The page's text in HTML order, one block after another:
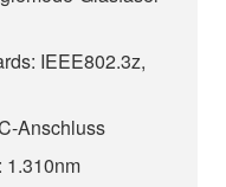
IEEE802.3z,
Anschluss
1.310nm